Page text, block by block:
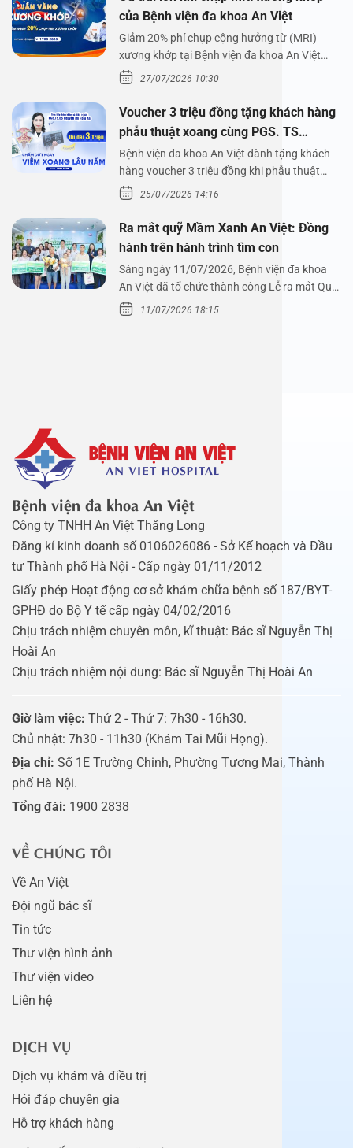
của Bệnh viện đa khoa An Việt
Giảm 20% phí chụp cộng hưởng từ (MRI)
xương khớp tại Bệnh viện đa khoa An Việt
Bệnh viện đa…
27/07/2026 10:30
Voucher 3 triệu đồng tặng khách hàng
phẫu thuật xoang cùng PGS. TS
Nguyễn Thị Hoài An
Bệnh viện đa khoa An Việt dành tặng khách
hàng voucher 3 triệu đồng khi phẫu thuật
xoang cùng PGS.…
25/07/2026 14:16
Ra mắt quỹ Mầm Xanh An Việt: Đồng
hành trên hành trình tìm con
Sáng ngày 11/07/2026, Bệnh viện đa khoa
An Việt đã tổ chức thành công Lễ ra mắt Quỹ
Mầm Xanh…
11/07/2026 18:15
Bệnh viện đa khoa An Việt
Công ty TNHH An Việt Thăng Long
Đăng kí kinh doanh số 0106026086 - Sở Kế hoạch và Đầu
tư Thành phố Hà Nội - Cấp ngày 01/11/2012
Giấy phép Hoạt động cơ sở khám chữa bệnh số 187/BYT-
GPHĐ do Bộ Y tế cấp ngày 04/02/2016
Chịu trách nhiệm chuyên môn, kĩ thuật: Bác sĩ Nguyễn Thị
Hoài An
Chịu trách nhiệm nội dung: Bác sĩ Nguyễn Thị Hoài An
Giờ làm việc: Thứ 2 - Thứ 7: 7h30 - 16h30.
Chủ nhật: 7h30 - 11h30 (Khám Tai Mũi Họng).
Địa chỉ: Số 1E Trường Chinh, Phường Tương Mai, Thành
phố Hà Nội.
Tổng đài: 1900 2838
VỀ CHÚNG TÔI
Về An Việt
Đội ngũ bác sĩ
Tin tức
Thư viện hình ảnh
Thư viện video
Liên hệ
DỊCH VỤ
Dịch vụ khám và điều trị
Hỏi đáp chuyên gia
Hỗ trợ khách hàng